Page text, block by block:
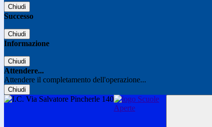
Chiudi
Successo
Chiudi
Informazione
Chiudi
Attendere...
Attendere il completamento dell'operazione...
Chiudi